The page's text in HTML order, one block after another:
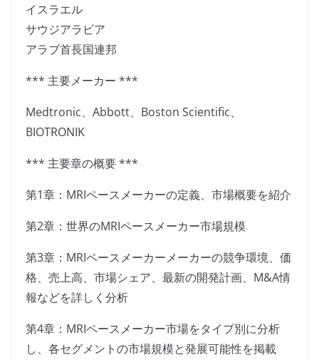
イスラエル
サウジアラビア
アラブ首長国連邦
*** 主要メーカー ***
Medtronic、Abbott、Boston Scientific、
BIOTRONIK
*** 主要章の概要 ***
第1章：MRIペースメーカーの定義、市場概要を紹介
第2章：世界のMRIペースメーカー市場規模
第3章：MRIペースメーカーメーカーの競争環境、価
格、売上高、市場シェア、最新の開発計画、M&A情
報などを詳しく分析
第4章：MRIペースメーカー市場をタイプ別に分析
し、各セグメントの市場規模と発展可能性を掲載